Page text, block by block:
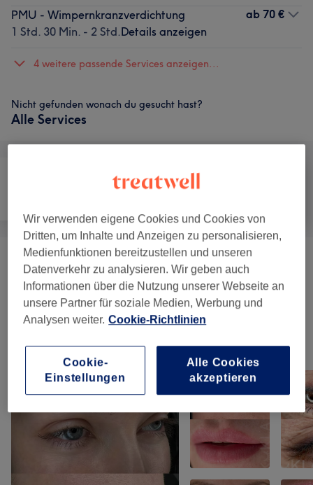
PMU - Wimpernkranzverdichtung
1 Std. 30 Min. - 2 Std.Details anzeigen
ab 70 €
4 weitere passende Services anzeigen...
Nicht gefunden wonach du gesucht hast?
Alle Services
Gesichtsbehandlungen (17) ab 1 €
Permanent Make-Up (10) ab 1 €
Unsere Arbeit
Bild anklicken für weitere Details
Wir verwenden eigene Cookies und Cookies von
Dritten, um Inhalte und Anzeigen zu personalisieren,
Medienfunktionen bereitzustellen und unseren
Datenverkehr zu analysieren. Wir geben auch
Informationen über die Nutzung unserer Webseite an
unsere Partner für soziale Medien, Werbung und
Analysen weiter. Cookie-Richtlinien
Alle Cookies
akzeptieren
Cookie-
Einstellungen